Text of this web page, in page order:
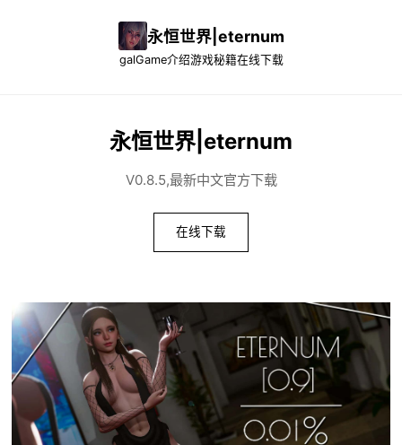
永恒世界|eternum
galGame介绍游戏秘籍在线下载
永恒世界|eternum
V0.8.5,最新中文官方下载
在线下载